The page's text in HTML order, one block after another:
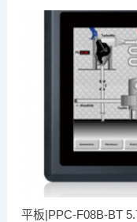
平板|PPC-F08B-BT